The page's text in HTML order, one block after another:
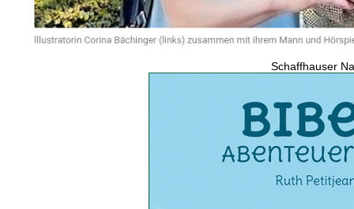
Schaffhauser